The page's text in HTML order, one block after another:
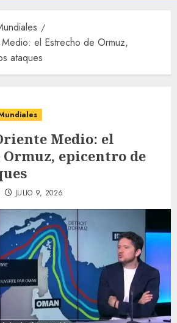
el Estrecho de Ormuz,
ataques
Medio: el
Ormuz, epicentro de
JULIO 9, 2026